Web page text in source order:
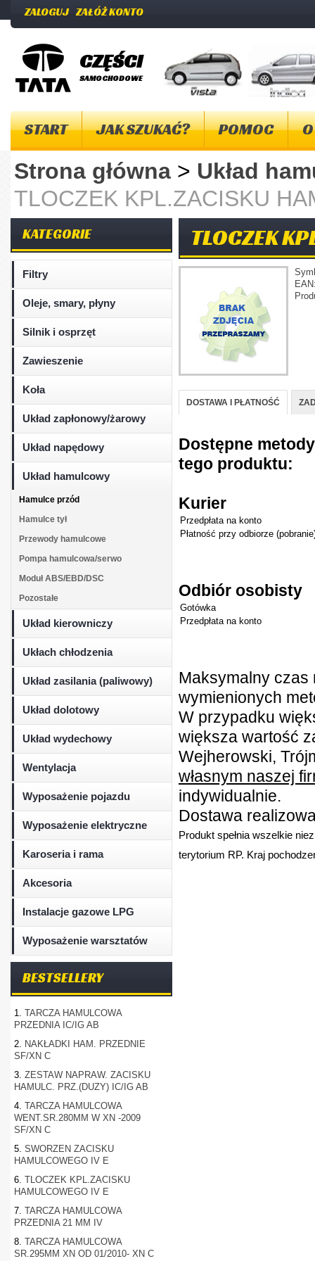
ZALOGUJ ZAŁÓŻ KONTO
CZĘŚCI
SAMOCHODOWE
START JAK SZUKAĆ? POMOC
Strona główna > Układ
TLOCZEK KPL.ZACISKU
KATEGORIE
Filtry
Oleje, smary, płyny
Silnik i osprzęt
Zawieszenie
Koła
Układ zapłonowy/żarowy
Układ napędowy
Układ hamulcowy
Hamulce przód
Hamulce tył
Przewody hamulcowe
Pompa hamulcowa/serwo
Moduł ABS/EBD/DSC
Pozostałe
Układ kierowniczy
Ukłach chłodzenia
Układ zasilania (paliwowy)
Układ dolotowy
Układ wydechowy
Wentylacja
Wyposażenie pojazdu
Wyposażenie elektryczne
Karoseria i rama
Akcesoria
Instalacje gazowe LPG
Wyposażenie warsztatów
BESTSELLERY
1. TARCZA HAMULCOWA
PRZEDNIA IC/IG AB
2. NAKŁADKI HAM. PRZEDNIE
SF/XN C
3. ZESTAW NAPRAW. ZACISKU
HAMULC. PRZ.(DUZY) IC/IG AB
4. TARCZA HAMULCOWA
WENT.SR.280MM W XN -2009
SF/XN C
5. SWORZEN ZACISKU
HAMULCOWEGO IV E
6. TLOCZEK KPL.ZACISKU
HAMULCOWEGO IV E
7. TARCZA HAMULCOWA
PRZEDNIA 21 MM IV
8. TARCZA HAMULCOWA
SR.295MM XN OD 01/2010- XN C
TLOCZEK
DOSTAWA I PŁATNOŚĆ
Dostępne
tego produktu:
Kurier
Przedpłata na konto
Płatność przy odbiorze
Odbiór osobisty
Gotówka
Przedpłata na konto
Maksymalny czas
wymienionych
W przypadku
większa wartość
Wejherowski,
własnym naszej
indywidualnie.
Dostawa
Produkt spełnia wszelkie
terytorium RP. Kraj